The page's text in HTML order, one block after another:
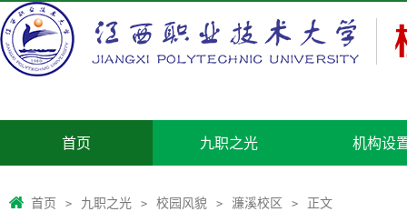
首页 九职之光 机构设
首页 > 九职之光 > 校园风貌 > 濂溪校区 > 正文